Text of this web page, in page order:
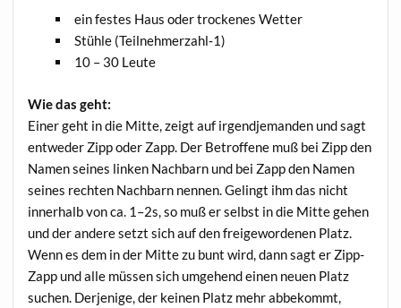
ein fes­tes Haus oder tro­cke­nes Wetter
Stüh­le (Teilnehmerzahl‑1)
10 – 30 Leute
Wie das geht:
Einer geht in die Mit­te, zeigt auf irgend­je­man­den und sagt
ent­we­der Zipp oder Zapp. Der Betrof­fe­ne muß bei Zipp den
Namen sei­nes lin­ken Nach­barn und bei Zapp den Namen
sei­nes rech­ten Nach­barn nen­nen. Gelingt ihm das nicht
inner­halb von ca. 1–2s, so muß er selbst in die Mit­te gehen
und der ande­re setzt sich auf den frei­ge­wor­de­nen Platz.
Wenn es dem in der Mit­te zu bunt wird, dann sagt er Zipp-
Zapp und alle müs­sen sich umge­hend einen neu­en Platz
suchen. Der­je­ni­ge, der kei­nen Platz mehr abbe­kommt,